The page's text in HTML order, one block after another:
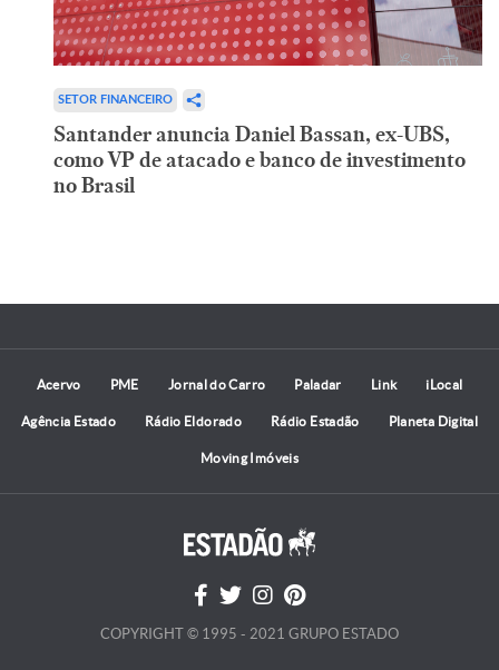
SETOR FINANCEIRO
Santander anuncia Daniel Bassan, ex-UBS,
como VP de atacado e banco de investimento
no Brasil
Acervo PME Jornal do Carro Paladar Link iLocal
Agência Estado Rádio Eldorado Rádio Estadão Planeta Digital
Moving Imóveis
COPYRIGHT © 1995 - 2021 GRUPO ESTADO